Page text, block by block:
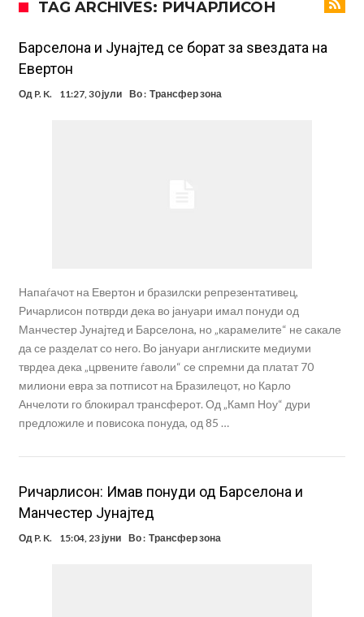
заинтересиран за трансфер во Турција и Саудиска Арабија
Дарвин Нуњез на прагот на трансфер во Трабзонспор
Тикет на денот (понеделник, 10.08.2026)
Феран Торес се поблиску до трансфер во ПСЖ
TAG ARCHIVES: РИЧАРЛИСОН
Барселона и Јунајтед се борат за ѕвездата на
Евертон
Од P. K. 11:27, 30 јули Во : Трансфер зона
Напаѓачот на Евертон и бразилски репрезентативец,
Ричарлисон потврди дека во јануари имал понуди од
Манчестер Јунајтед и Барселона, но „карамелите“ не сакале
да се разделат со него. Во јануари англиските медиуми
тврдеа дека „црвените ѓаволи“ се спремни да платат 70
милиони евра за потписот на Бразилецот, но Карло
Анчелоти го блокирал трансферот. Од „Камп Ноу“ дури
предложиле и повисока понуда, од 85 …
Ричарлисон: Имав понуди од Барселона и
Манчестер Јунајтед
Од P. K. 15:04, 23 јуни Во : Трансфер зона